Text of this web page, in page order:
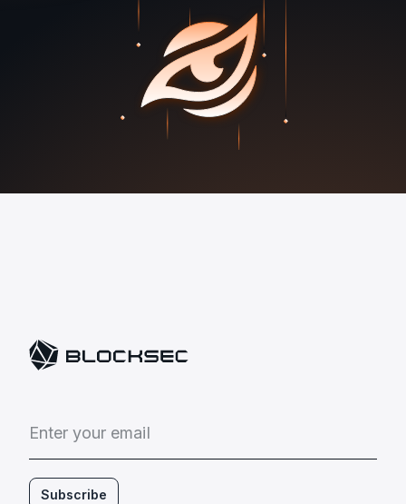
Enter your email
Subscribe